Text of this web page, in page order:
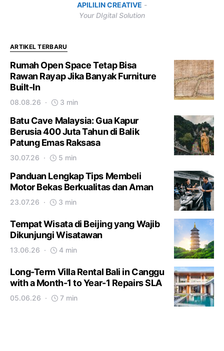
APILILIN CREATIVE -
Your DIgital Solution
ARTIKEL TERBARU
Rumah Open Space Tetap Bisa
Rawan Rayap Jika Banyak Furniture
Built-In
08.08.26 3 min
Batu Cave Malaysia: Gua Kapur
Berusia 400 Juta Tahun di Balik
Patung Emas Raksasa
30.07.26 5 min
Panduan Lengkap Tips Membeli
Motor Bekas Berkualitas dan Aman
23.07.26 3 min
Tempat Wisata di Beijing yang Wajib
Dikunjungi Wisatawan
13.06.26 4 min
Long-Term Villa Rental Bali in Canggu
with a Month-1 to Year-1 Repairs SLA
05.06.26 7 min